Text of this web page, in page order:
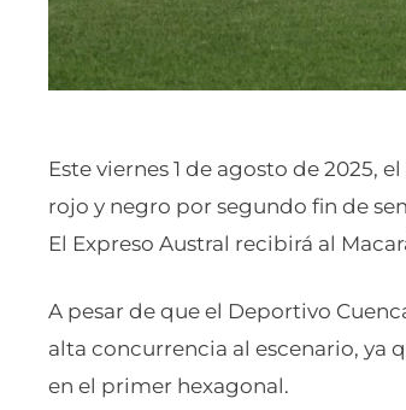
Este viernes 1 de agosto de 2025,
rojo y negro por segundo fin de
El Expreso Austral recibirá al
A pesar de que el Deportivo
alta concurrencia al escenario, ya
en el primer hexagonal.